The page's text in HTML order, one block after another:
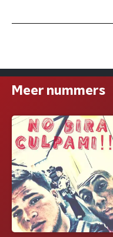
Meer nummers